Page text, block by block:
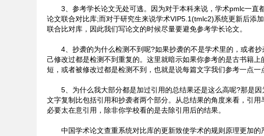
3、参考学长论文无处可逃。因为对于本科来说，学术pmlc一
论文联合对比库;而对于研究生来说学术VIP5.1(tmlc2)系统更新后
联合比对库，因此我们写论文的时候尽量要避免参考学长论文。
4、抄袭的为什么检测不到呢?如果抄袭的不是学术里的，或者
己修改过都是检测不到重复的。这里就暗示如果你参考的是古书籍
短，或者被修改过都是检测不到，也就是说每篇文字我们参考一点一
5、为什么我大部分都是加过引用的总结果还是这么高呢?那是
文字复制比包括引用和抄袭者两个部分。从总结果的角度来看，引
必要太在意引用，除非你学校看的是去除引用后的结果。
中国学术论文查重系统对比库的更新致使学术的规则原理更加